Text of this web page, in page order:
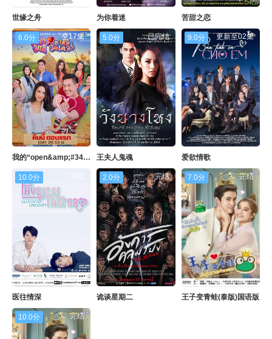
世缘之舟 为你着迷 苦甜之恋
6.0分 全17集
我的“open&amp;#34;女友
5.0分 已完结
王夫人鬼魂
9.0分 更新至02集
爱欲情歌
10.0分
医往情深
2.0分 完结
诡谈星期二
7.0分 完结
王子变青蛙(泰版)国语版
10.0分 完结